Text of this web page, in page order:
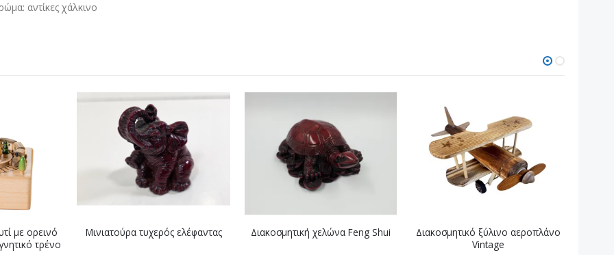
αντίκες χάλκινο
με ορεινό
τρένο
Mινιατούρα τυχερός ελέφαντας Διακοσμητική χελώνα Feng Shui
Διακοσμητικό ξύλινο αεροπλάνο
Vintage